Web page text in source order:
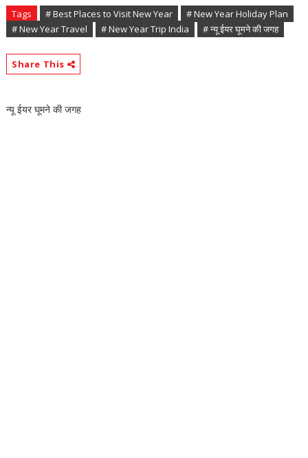
Tags # Best Places to Visit New Year
# New Year Holiday Plan
# New Year Travel
# New Year Trip India # न्यू ईयर घूमने की जगह
Share This
न्यू ईयर घूमने की जगह